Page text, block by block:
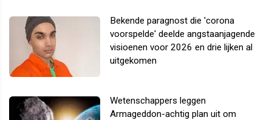
Bekende paragnost die 'corona
voorspelde' deelde angstaanjagende
visioenen voor 2026 en drie lijken al
uitgekomen
Wetenschappers leggen
Armageddon-achtig plan uit om